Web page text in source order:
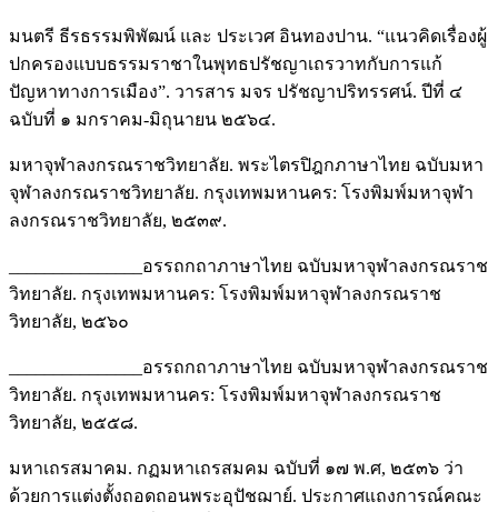
มนตรี ธีรธรรมพิพัฒน์ และ ประเวศ อินทองปาน. “แนวคิดเรื่องผู้
ปกครองแบบธรรมราชาในพุทธปรัชญาเถรวาทกับการแก้
ปัญหาทางการเมือง”. วารสาร มจร ปรัชญาปริทรรศน์. ปีที่ ๔
ฉบับที่ ๑ มกราคม-มิถุนายน ๒๕๖๔.
มหาจุฬาลงกรณราชวิทยาลัย. พระไตรปิฎกภาษาไทย ฉบับมหา
จุฬาลงกรณราชวิทยาลัย. กรุงเทพมหานคร: โรงพิมพ์มหาจุฬา
ลงกรณราชวิทยาลัย, ๒๕๓๙.
_______________อรรถกถาภาษาไทย ฉบับมหาจุฬาลงกรณราช
วิทยาลัย. กรุงเทพมหานคร: โรงพิมพ์มหาจุฬาลงกรณราช
วิทยาลัย, ๒๕๖๐
_______________อรรถกถาภาษาไทย ฉบับมหาจุฬาลงกรณราช
วิทยาลัย. กรุงเทพมหานคร: โรงพิมพ์มหาจุฬาลงกรณราช
วิทยาลัย, ๒๕๕๘.
มหาเถรสมาคม. กฏมหาเถรสมคม ฉบับที่ ๑๗ พ.ศ, ๒๕๓๖ ว่า
ด้วยการแต่งตั้งถอดถอนพระอุปัชฌาย์. ประกาศแถงการณ์คณะ